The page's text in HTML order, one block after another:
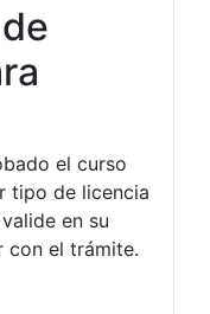
el curso
tipo de licencia
en su
con el trámite.